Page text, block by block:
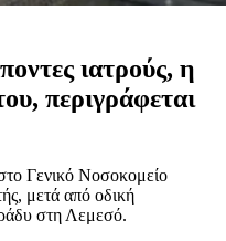
ιατρούς, η
περιγράφεται
Γενικό Νοσοκομείο
μετά από οδική
στη Λεμεσό.